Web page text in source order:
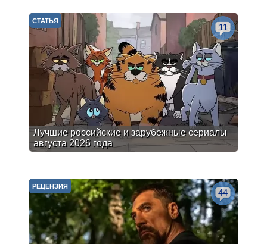
Лучшие российские и зарубежные сериалы
августа 2026 года
СТАТЬЯ
11
РЕЦЕНЗИЯ
44